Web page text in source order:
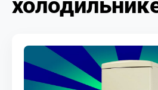
ПЕРСОНАЛИИ